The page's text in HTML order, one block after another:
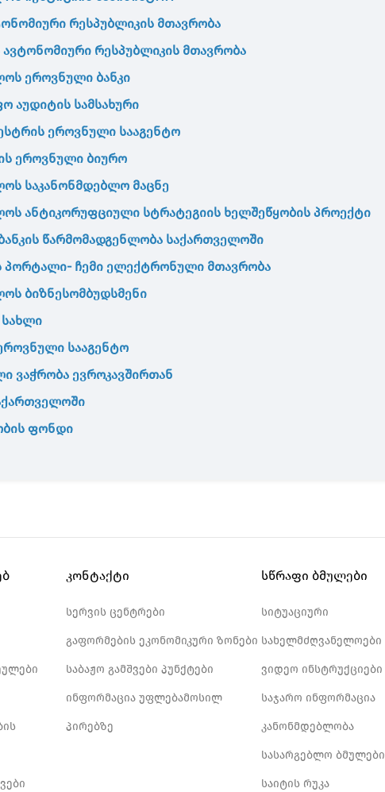
რესპუბლიკის მთავრობა
ავტონომიური რესპუბლიკის მთავრობა
ეროვნული ბანკი
აუდიტის სამსახური
ეროვნული სააგენტო
ეროვნული ბიურო
საკანონმდებლო მაცნე
ანტიკორუფციული სტრატეგიის ხელშეწყობის პროექტი
წარმომადგენლობა საქართველოში
პორტალი- ჩემი ელექტრონული მთავრობა
ბიზნესომბუდსმენი
სახლი
სააგენტო
ვაჭრობა ევროკავშირთან
ფონდი
კონტაქტი
სერვის ცენტრები
გაფორმების ეკონომიკური ზონები
საბაჟო გამშვები პუნქტები
ინფორმაცია უფლებამოსილ
პირებზე
სწრაფი ბმულები
სიტუაციური
სახელმძღვანელოები
ვიდეო ინსტრუქციები
საჯარო ინფორმაცია
კანონმდებლობა
სასარგებლო ბმულები
საიტის რუკა